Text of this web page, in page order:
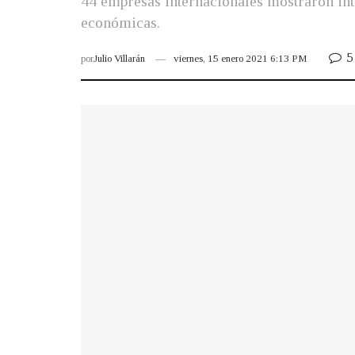
económicas.
porJulio Villarán viernes, 15 enero 2021 6:13 PM 5